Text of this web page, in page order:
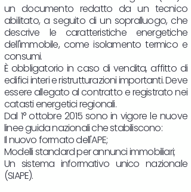
un documento redatto da un tecnico
abilitato, a seguito di un sopralluogo, che
descrive le caratteristiche energetiche
dell'immobile, come isolamento termico e
consumi.
È obbligatorio in caso di vendita, affitto di
edifici interi e ristrutturazioni importanti. Deve
essere allegato al contratto e registrato nei
catasti energetici regionali.
Dal 1° ottobre 2015 sono in vigore le nuove
linee guida nazionali che stabiliscono:
Il nuovo formato dell'APE;
Modelli standard per annunci immobiliari;
Un sistema informativo unico nazionale
(SIAPE).